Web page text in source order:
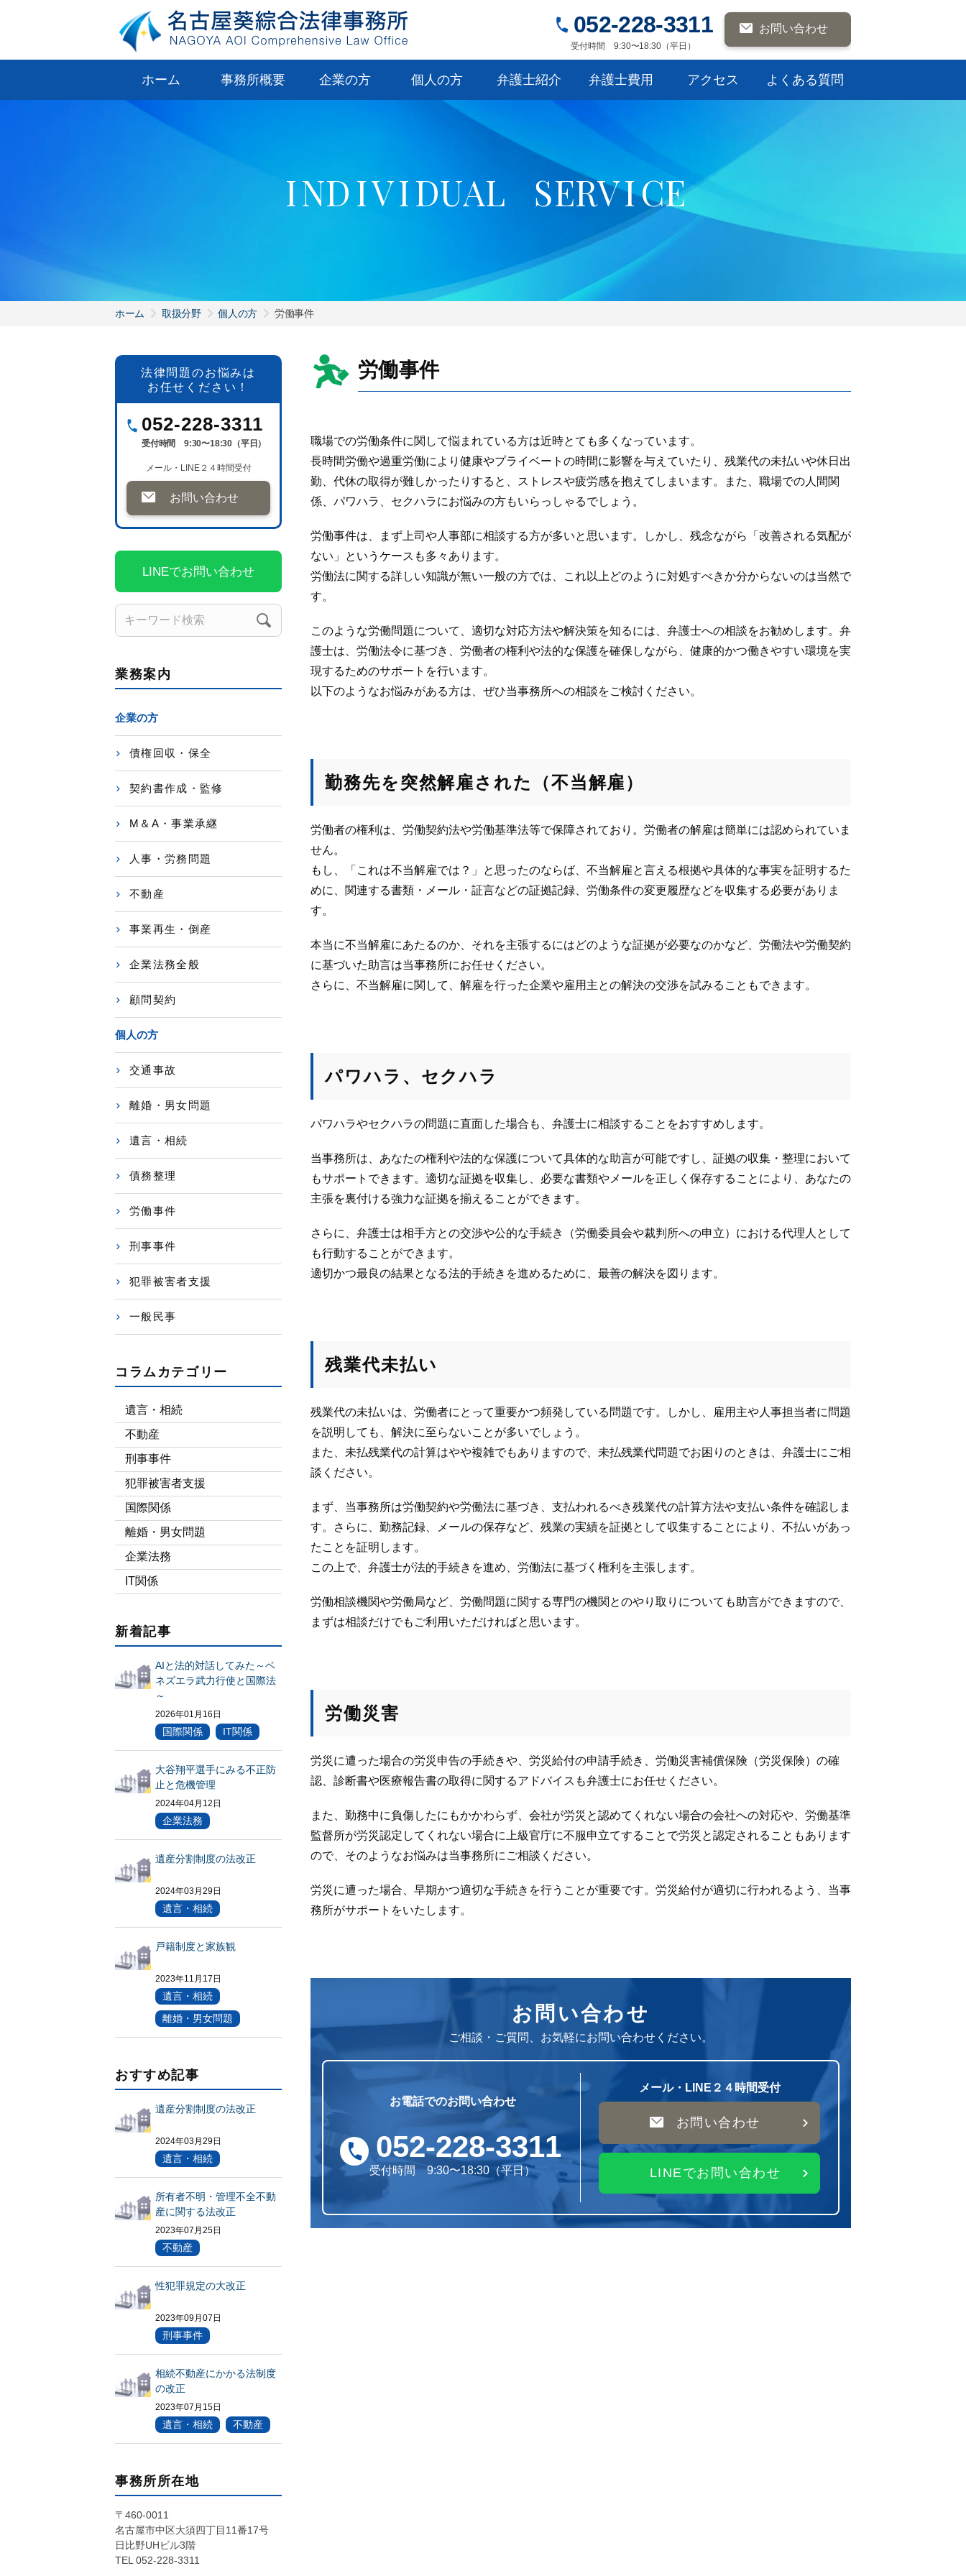
052-228-3311
受付時間 9:30〜18:30（平日）
お問い合わせ
ホーム 事務所概要 企業の方 個人の方 弁護士紹介 弁護士費用 アクセス よくある質問
INDIVIDUAL SERVICE
ホーム 取扱分野 個人の方 労働事件
労働事件
職場での労働条件に関して悩まれている方は近時とても多くなっています。
長時間労働や過重労働により健康やプライベートの時間に影響を与えていたり、残業代の未払いや休日出
勤、代休の取得が難しかったりすると、ストレスや疲労感を抱えてしまいます。また、職場での人間関
係、パワハラ、セクハラにお悩みの方もいらっしゃるでしょう。
労働事件は、まず上司や人事部に相談する方が多いと思います。しかし、残念ながら「改善される気配が
ない」というケースも多々あります。
労働法に関する詳しい知識が無い一般の方では、これ以上どのように対処すべきか分からないのは当然で
す。
このような労働問題について、適切な対応方法や解決策を知るには、弁護士への相談をお勧めします。弁
護士は、労働法令に基づき、労働者の権利や法的な保護を確保しながら、健康的かつ働きやすい環境を実
現するためのサポートを行います。
以下のようなお悩みがある方は、ぜひ当事務所への相談をご検討ください。
勤務先を突然解雇された（不当解雇）
労働者の権利は、労働契約法や労働基準法等で保障されており。労働者の解雇は簡単には認められていま
せん。
もし、「これは不当解雇では？」と思ったのならば、不当解雇と言える根拠や具体的な事実を証明するた
めに、関連する書類・メール・証言などの証拠記録、労働条件の変更履歴などを収集する必要がありま
す。
本当に不当解雇にあたるのか、それを主張するにはどのような証拠が必要なのかなど、労働法や労働契約
に基づいた助言は当事務所にお任せください。
さらに、不当解雇に関して、解雇を行った企業や雇用主との解決の交渉を試みることもできます。
パワハラ、セクハラ
パワハラやセクハラの問題に直面した場合も、弁護士に相談することをおすすめします。
当事務所は、あなたの権利や法的な保護について具体的な助言が可能ですし、証拠の収集・整理において
もサポートできます。適切な証拠を収集し、必要な書類やメールを正しく保存することにより、あなたの
主張を裏付ける強力な証拠を揃えることができます。
さらに、弁護士は相手方との交渉や公的な手続き（労働委員会や裁判所への申立）における代理人として
も行動することができます。
適切かつ最良の結果となる法的手続きを進めるために、最善の解決を図ります。
残業代未払い
残業代の未払いは、労働者にとって重要かつ頻発している問題です。しかし、雇用主や人事担当者に問題
を説明しても、解決に至らないことが多いでしょう。
また、未払残業代の計算はやや複雑でもありますので、未払残業代問題でお困りのときは、弁護士にご相
談ください。
まず、当事務所は労働契約や労働法に基づき、支払われるべき残業代の計算方法や支払い条件を確認しま
す。さらに、勤務記録、メールの保存など、残業の実績を証拠として収集することにより、不払いがあっ
たことを証明します。
この上で、弁護士が法的手続きを進め、労働法に基づく権利を主張します。
労働相談機関や労働局など、労働問題に関する専門の機関とのやり取りについても助言ができますので、
まずは相談だけでもご利用いただければと思います。
労働災害
労災に遭った場合の労災申告の手続きや、労災給付の申請手続き、労働災害補償保険（労災保険）の確
認、診断書や医療報告書の取得に関するアドバイスも弁護士にお任せください。
また、勤務中に負傷したにもかかわらず、会社が労災と認めてくれない場合の会社への対応や、労働基準
監督所が労災認定してくれない場合に上級官庁に不服申立てすることで労災と認定されることもあります
ので、そのようなお悩みは当事務所にご相談ください。
労災に遭った場合、早期かつ適切な手続きを行うことが重要です。労災給付が適切に行われるよう、当事
務所がサポートをいたします。
お問い合わせ
ご相談・ご質問、お気軽にお問い合わせください。
お電話でのお問い合わせ
052-228-3311
受付時間 9:30〜18:30（平日）
メール・LINE２４時間受付
お問い合わせ
LINEでお問い合わせ
法律問題のお悩みは
お任せください！
052-228-3311
受付時間 9:30〜18:30（平日）
メール・LINE２４時間受付
お問い合わせ
LINEでお問い合わせ
業務案内
企業の方
債権回収・保全
契約書作成・監修
M＆A・事業承継
人事・労務問題
不動産
事業再生・倒産
企業法務全般
顧問契約
個人の方
交通事故
離婚・男女問題
遺言・相続
債務整理
労働事件
刑事事件
犯罪被害者支援
一般民事
コラムカテゴリー
遺言・相続
不動産
刑事事件
犯罪被害者支援
国際関係
離婚・男女問題
企業法務
IT関係
新着記事
AIと法的対話してみた～ベ
ネズエラ武力行使と国際法
～
2026年01月16日
国際関係 IT関係
大谷翔平選手にみる不正防
止と危機管理
2024年04月12日
企業法務
遺産分割制度の法改正
2024年03月29日
遺言・相続
戸籍制度と家族観
2023年11月17日
遺言・相続
離婚・男女問題
おすすめ記事
遺産分割制度の法改正
2024年03月29日
遺言・相続
所有者不明・管理不全不動
産に関する法改正
2023年07月25日
不動産
性犯罪規定の大改正
2023年09月07日
刑事事件
相続不動産にかかる法制度
の改正
2023年07月15日
遺言・相続 不動産
事務所所在地
〒460-0011
名古屋市中区大須四丁目11番17号
日比野UHビル3階
TEL 052-228-3311